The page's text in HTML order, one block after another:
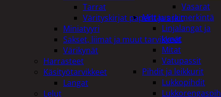
Vasarat
Mittaus ja merkintä
Linjalangat ja
kynät
Mitat
Vatupassit
Pihdit ja leikkurit
Lukkopihdit
Tarrat
Värityskirjat paperit ja arkit
Miniatyyri
Sakset, liimat ja muut tarvikkeet
Värikynät
Harrasteet
Käsityötarvikkeet
Langat
Lelut